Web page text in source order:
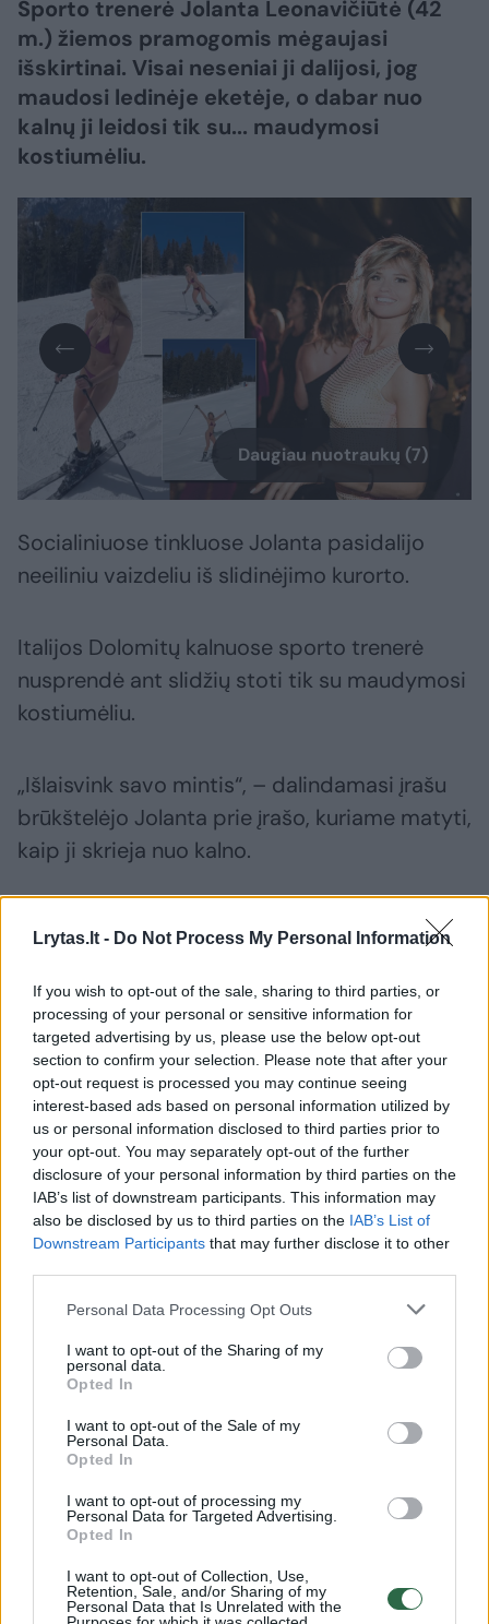
Lrytas.lt - Do Not Process My Personal Information
If you wish to opt-out of the sale, sharing to third parties, or
processing of your personal or sensitive information for
targeted advertising by us, please use the below opt-out
section to confirm your selection. Please note that after your
opt-out request is processed you may continue seeing
interest-based ads based on personal information utilized by
us or personal information disclosed to third parties prior to
your opt-out. You may separately opt-out of the further
disclosure of your personal information by third parties on the
IAB’s list of downstream participants. This information may
also be disclosed by us to third parties on the IAB’s List of
Downstream Participants that may further disclose it to other
Personal Data Processing Opt Outs
I want to opt-out of the Sharing of my
personal data.
Opted In
I want to opt-out of the Sale of my
Personal Data.
Opted In
I want to opt-out of processing my
Personal Data for Targeted Advertising.
Opted In
I want to opt-out of Collection, Use,
Retention, Sale, and/or Sharing of my
Personal Data that Is Unrelated with the
Sporto trenerė Jolanta Leonavičiūtė (42
m.) žiemos pramogomis mėgaujasi
išskirtinai. Visai neseniai ji dalijosi, jog
maudosi ledinėje eketėje, o dabar nuo
kalnų ji leidosi tik su... maudymosi
kostiumėliu.
Daugiau nuotraukų (7)
Socialiniuose tinkluose Jolanta pasidalijo
neeiliniu vaizdeliu iš slidinėjimo kurorto.
Italijos Dolomitų kalnuose sporto trenerė
nusprendė ant slidžių stoti tik su maudymosi
kostiumėliu.
„Išlaisvink savo mintis“, – dalindamasi įrašu
brūkštelėjo Jolanta prie įrašo, kuriame matyti,
kaip ji skrieja nuo kalno.
kurių gailisi ir pikantiškus vaizdelius
namuose
Naujienų portalui Lrytas ji trumpai
pakomentavo, kaip jautėsi filmuodama tokį
trasą, kur vėjas buvo silpnesnis“, – į klausimą,
ar nejautė stipraus šaltuko atsakė ji.